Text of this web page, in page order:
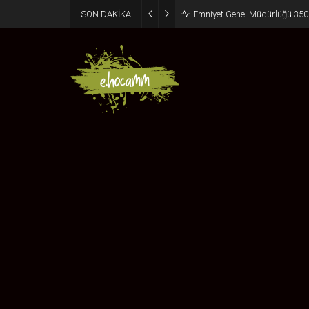
SON DAKİKA Emniyet Genel Müdürlüğü 350